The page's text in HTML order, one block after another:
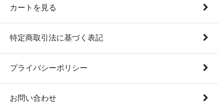
カートを見る
特定商取引法に基づく表記
プライバシーポリシー
お問い合わせ